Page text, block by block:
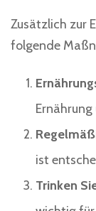
Zusätzlich zur
folgende
ist
Trinken